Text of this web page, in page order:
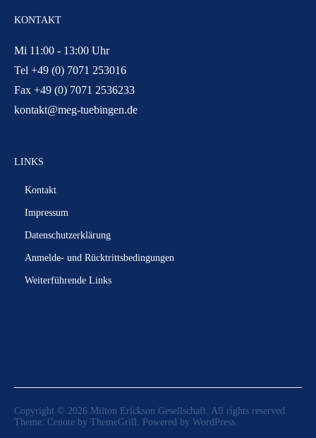
KONTAKT
Mi 11:00 - 13:00 Uhr
Tel +49 (0) 7071 253016
Fax +49 (0) 7071 2536233
kontakt@meg-tuebingen.de
LINKS
Kontakt
Impressum
Datenschutzerklärung
Anmelde- und Rücktrittsbedingungen
Weiterführende Links
Copyright © 2026 Milton Erickson Gesellschaft. All rights reserved.
Theme: Cenote by ThemeGrill. Powered by WordPress.